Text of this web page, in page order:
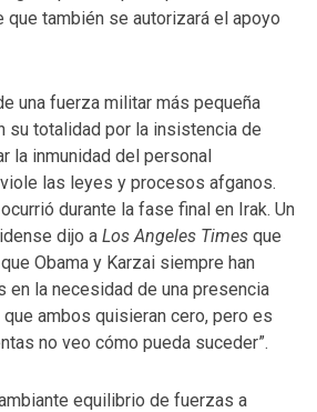
que también se autorizará el apoyo
una fuerza militar más pequeña
su totalidad por la insistencia de
la inmunidad del personal
las leyes y procesos afganos.
durante la fase final en Irak. Un
dijo a Los Angeles Times que
Obama y Karzai siempre han
en la necesidad de una presencia
ambos quisieran cero, pero es
no veo cómo pueda suceder”.
equilibrio de fuerzas a